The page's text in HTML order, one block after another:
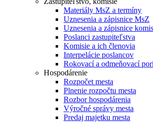
Materiály MsZ a termíny
Uznesenia a zápisnice MsZ
Uznesenia a zápisnice
Poslanci zastupiteľstva
Komisie a ich členovia
Interpelácie poslancov
Rokovací a odmeňovací
Hospodárenie
Rozpočet mesta
Plnenie rozpočtu mesta
Rozbor hospodárenia
Výročné správy mesta
Predaj majetku mesta